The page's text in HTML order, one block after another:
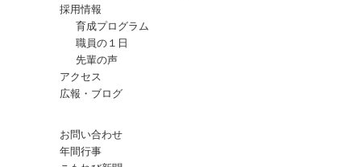
採用情報
育成プログラム
職員の１日
先輩の声
アクセス
広報・ブログ
お問い合わせ
年間行事